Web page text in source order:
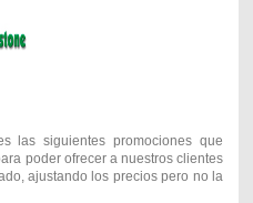
las siguientes promociones que
poder ofrecer a nuestros clientes
ajustando los precios pero no la